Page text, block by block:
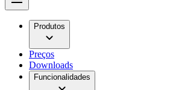
Produtos
Preços
Downloads
Funcionalidades